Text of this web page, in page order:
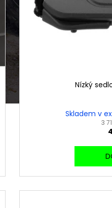
Nízký
Skladem v
3